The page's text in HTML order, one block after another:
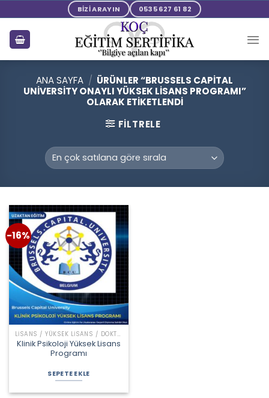
to
content
BİZİ ARAYIN 0535 627 61 82
ANA SAYFA / ÜRÜNLER “BRUSSELS CAPITAL
UNIVERSITY ONAYLI YÜKSEK LISANS PROGRAMI”
OLARAK ETIKETLENDI
FILTRELE
-16%
LISANS / YÜKSEK LISANS / DOKTORA PROGRAMLARI
Klinik Psikoloji Yüksek Lisans
Programı
fiyat:
42.500,00 ₺.
andaki
fiyat:
35.900,00 ₺.
SEPETE EKLE